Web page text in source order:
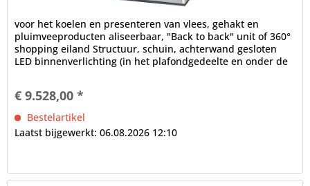
voor het koelen en presenteren van vlees, gehakt en
pluimveeproducten aliseerbaar, "Back to back" unit of 360°
shopping eiland Structuur, schuin, achterwand gesloten
LED binnenverlichting (in het plafondgedeelte en onder de
€ 9.528,00 *
Bestelartikel
Laatst bijgewerkt: 06.08.2026 12:10